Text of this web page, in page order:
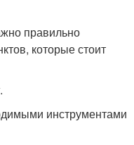
правильно
которые стоит
инструментами